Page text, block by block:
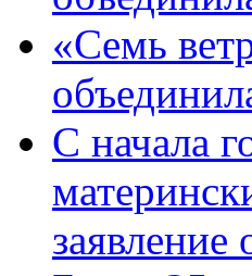
«Семь
С начала